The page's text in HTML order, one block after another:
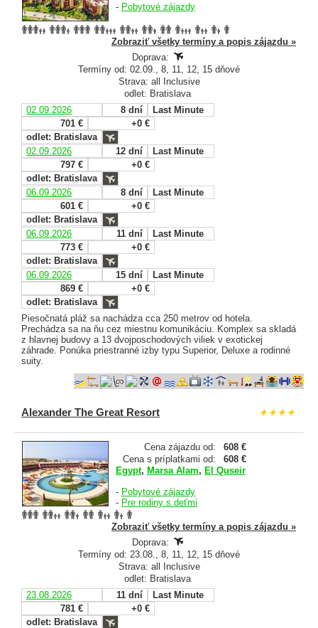
- Pobytové zájazdy
Zobraziť všetky termíny a popis zájazdu »
Doprava:
Termíny od: 02.09., 8, 11, 12, 15 dňové
Strava: all Inclusive
odlet: Bratislava
02.09.2026
8 dní
Last Minute
701 €
+0 €
odlet: Bratislava
02.09.2026
12 dní
Last Minute
797 €
+0 €
odlet: Bratislava
06.09.2026
8 dní
Last Minute
601 €
+0 €
odlet: Bratislava
06.09.2026
11 dní
Last Minute
773 €
+0 €
odlet: Bratislava
06.09.2026
15 dní
Last Minute
869 €
+0 €
odlet: Bratislava
Piesočnatá pláž sa nachádza cca 250 metrov od hotela.
Prechádza sa na ňu cez miestnu komunikáciu. Komplex sa skladá
z hlavnej budovy a 13 dvojposchodových viliek v exotickej
záhrade. Ponúka priestranné izby typu Superior, Deluxe a rodinné
suity.
Alexander The Great Resort
Cena zájazdu od:
608 €
Cena s príplatkami od:
608 €
Egypt, Marsa Alam, El Quseir
- Pobytové zájazdy
- Pre rodiny s deťmi
Zobraziť všetky termíny a popis zájazdu »
Doprava:
Termíny od: 23.08., 8, 11, 12, 15 dňové
Strava: all Inclusive
odlet: Bratislava
23.08.2026
11 dní
Last Minute
781 €
+0 €
odlet: Bratislava